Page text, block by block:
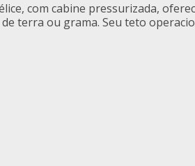
com cabine pressurizada,
terra ou grama. Seu teto